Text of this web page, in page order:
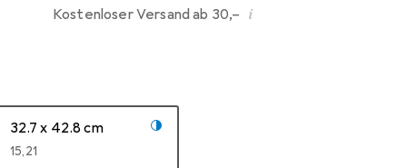
Kostenloser Versand ab 30,– i
32.7 x 42.8 cm
EUR
15,21